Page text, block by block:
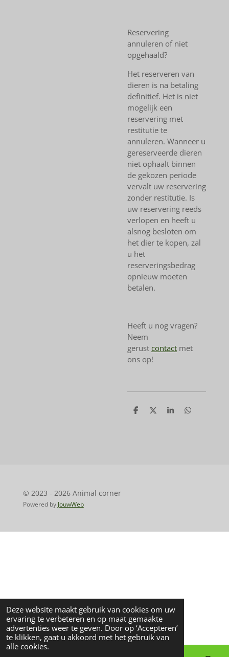
Deze website maakt gebruik van cookies om uw
ervaring te verbeteren en op maat gemaakte
advertenties weer te geven. Door op ‘Accepteren’
te klikken, gaat u akkoord met het gebruik van
alle cookies.
Reservering
annuleren of niet
opgehaald?
Het reserveren van
dieren is na betaling
definitief. Het is niet
mogelijk een
reservering met
restitutie te
annuleren. Wanneer u
gereserveerde dieren
niet ophaalt binnen
de gekozen periode
vervalt uw reservering
zonder restitutie. Is
uw reservering reeds
verlopen en heeft u
alsnog besloten om
het dier te kopen, zal
u het
reserveringsbedrag
opnieuw moeten
betalen.
Heeft u nog vragen?
Neem
gerust contact met
ons op!
D
D
S
D
© 2023 - 2026 Animal corner
Powered by JouwWeb